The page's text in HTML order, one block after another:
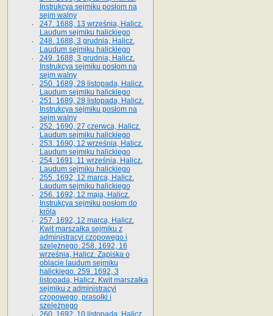
Instrukcya sejmiku posłom na
sejm walny
247. 1688, 13 września, Halicz.
Laudum sejmiku halickiego
248. 1688, 3 grudnia, Halicz.
Laudum sejmiku halickiego
249. 1688, 3 grudnia, Halicz.
Instrukcya sejmiku posłom na
sejm walny
250. 1689, 28 listopada, Halicz.
Laudum sejmiku halickiego
251. 1689, 28 listopada, Halicz.
Instrukcya sejmiku posłom na
sejm walny
252. 1690, 27 czerwca, Halicz.
Laudum sejmiku halickiego
253. 1690, 12 września, Halicz.
Laudum sejmiku halickiego
254. 1691, 11 września, Halicz.
Laudum sejmiku halickiego
255. 1692, 12 marca, Halicz.
Laudum sejmiku halickiego
256. 1692, 12 maja, Halicz.
Instrukcya sejmiku posłom do
króla
257. 1692, 12 marca, Halicz.
Kwit marszałka sejmiku z
administracyi czopowego i
szelężnego. 258. 1692, 16
września, Halicz. Zapiska o
oblacie laudum sejmiku
halickiego. 259. 1692, 3
listopada, Halicz. Kwit marszałka
sejmiku z administracyi
czopowego, prasołki i
szelężnego
260. 1692, 10 listopada, Halicz.